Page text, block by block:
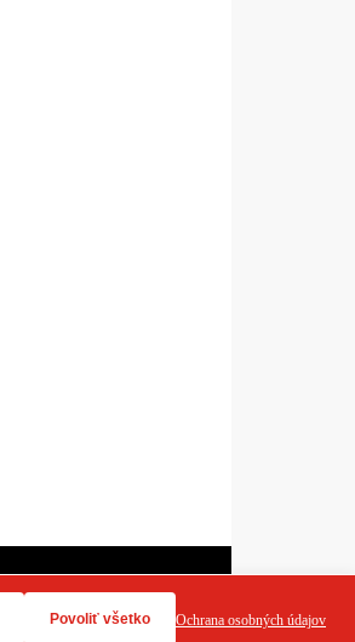
RSS